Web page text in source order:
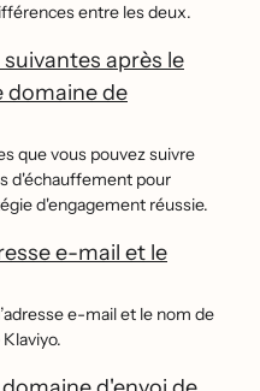
entre les deux.
après le
domaine de
que vous pouvez suivre
d'échauffement pour
d'engagement réussie.
e-mail et le
e-mail et le nom de